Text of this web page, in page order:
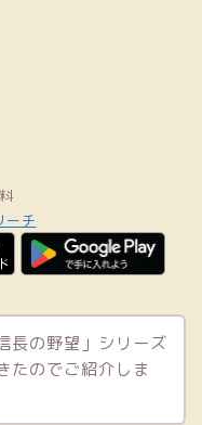
ーチ
長の野望」シリーズ
たのでご紹介しま